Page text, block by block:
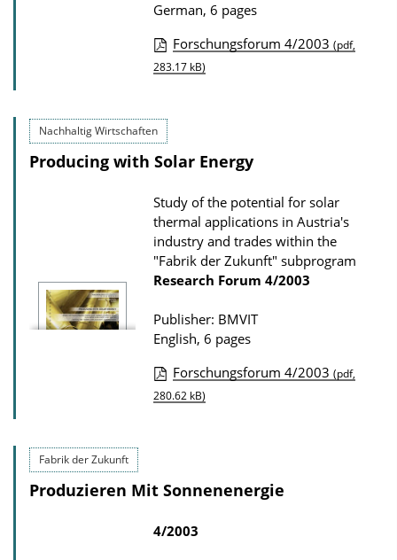
n
l
a
d
German, 6 pages
P
b
l
i
a
t
i
o
n
D
o
w
a
s
Forschungsforum 4/2003 (pdf,
283.17 kB)
Nachhaltig Wirtschaften
Producing with Solar Energy
Study of the potential for solar
thermal applications in Austria's
industry and trades within the
"Fabrik der Zukunft" subprogram
Research Forum 4/2003
Publisher: BMVIT
English, 6 pages
P
i
a
Forschungsforum 4/2003 (pdf,
280.62 kB)
Fabrik der Zukunft
Produzieren Mit Sonnenenergie
4/2003